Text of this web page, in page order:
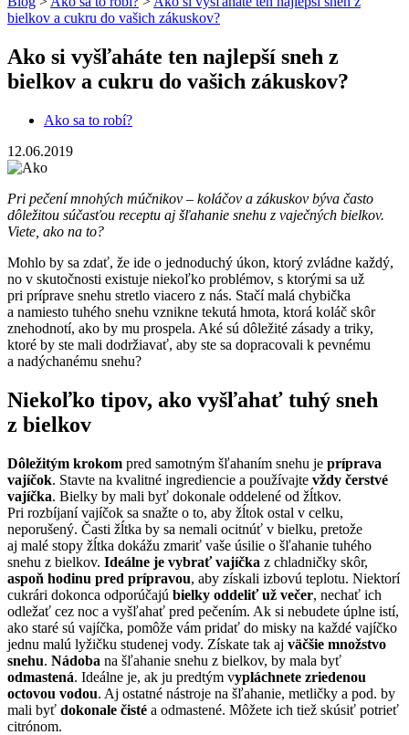
bielkov a cukru do vašich zákuskov?
Ako si vyšľaháte ten najlepší sneh z
bielkov a cukru do vašich zákuskov?
Ako sa to robí?
12.06.2019
Pri pečení mnohých múčnikov – koláčov a zákuskov býva často
dôležitou súčasťou receptu aj šľahanie snehu z vaječných bielkov.
Viete, ako na to?
Mohlo by sa zdať, že ide o jednoduchý úkon, ktorý zvládne každý,
no v skutočnosti existuje niekoľko problémov, s ktorými sa už
pri príprave snehu stretlo viacero z nás. Stačí malá chybička
a namiesto tuhého snehu vznikne tekutá hmota, ktorá koláč skôr
znehodnotí, ako by mu prospela. Aké sú dôležité zásady a triky,
ktoré by ste mali dodržiavať, aby ste sa dopracovali k pevnému
a nadýchanému snehu?
Niekoľko tipov, ako vyšľahať tuhý sneh
z bielkov
Dôležitým krokom pred samotným šľahaním snehu je príprava
vajíčok. Stavte na kvalitné ingrediencie a používajte vždy čerstvé
vajíčka. Bielky by mali byť dokonale oddelené od žĺtkov.
Pri rozbíjaní vajíčok sa snažte o to, aby žĺtok ostal v celku,
neporušený. Časti žĺtka by sa nemali ocitnúť v bielku, pretože
aj malé stopy žĺtka dokážu zmariť vaše úsilie o šľahanie tuhého
snehu z bielkov. Ideálne je vybrať vajíčka z chladničky skôr,
aspoň hodinu pred prípravou, aby získali izbovú teplotu. Niektorí
cukrári dokonca odporúčajú bielky oddeliť už večer, nechať ich
odležať cez noc a vyšľahať pred pečením. Ak si nebudete úplne istí,
ako staré sú vajíčka, pomôže vám pridať do misky na každé vajíčko
jednu malú lyžičku studenej vody. Získate tak aj väčšie množstvo
snehu. Nádoba na šľahanie snehu z bielkov, by mala byť
odmastená. Ideálne je, ak ju predtým vypláchnete zriedenou
octovou vodou. Aj ostatné nástroje na šľahanie, metličky a pod. by
mali byť dokonale čisté a odmastené. Môžete ich tiež skúsiť potrieť
citrónom.